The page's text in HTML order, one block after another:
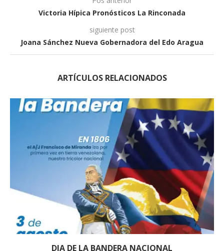
Victoria Hípica Pronósticos La Rinconada
siguiente post
Joana Sánchez Nueva Gobernadora del Edo Aragua
ARTÍCULOS RELACIONADOS
DIA DE LA BANDERA NACIONAL